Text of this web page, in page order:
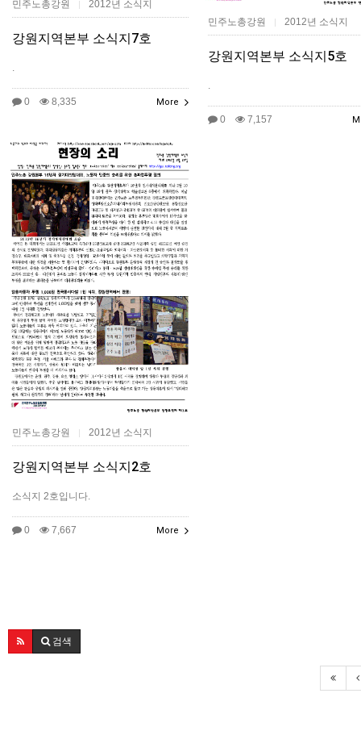
민주노총강원 | 2012년 소식지
강원지역본부 소식지7호
.
0 8,335 More
민주노총강원 | 2012년 소식지
강원지역본부 소식지5호
0 7,157
민주노총강원 2012년 소식지
강원지역본부 소식지2호
소식지 2호입니다.
0 7,667 More
검색